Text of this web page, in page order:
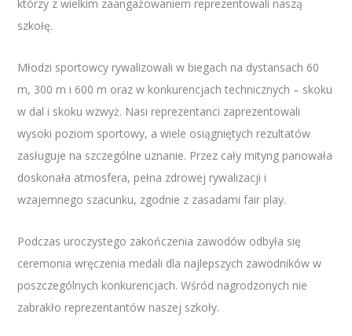
którzy z wielkim zaangażowaniem reprezentowali naszą
szkołę.
Młodzi sportowcy rywalizowali w biegach na dystansach 60
m, 300 m i 600 m oraz w konkurencjach technicznych – skoku
w dal i skoku wzwyż. Nasi reprezentanci zaprezentowali
wysoki poziom sportowy, a wiele osiągniętych rezultatów
zasługuje na szczególne uznanie. Przez cały mityng panowała
doskonała atmosfera, pełna zdrowej rywalizacji i
wzajemnego szacunku, zgodnie z zasadami fair play.
Podczas uroczystego zakończenia zawodów odbyła się
ceremonia wręczenia medali dla najlepszych zawodników w
poszczególnych konkurencjach. Wśród nagrodzonych nie
zabrakło reprezentantów naszej szkoły.